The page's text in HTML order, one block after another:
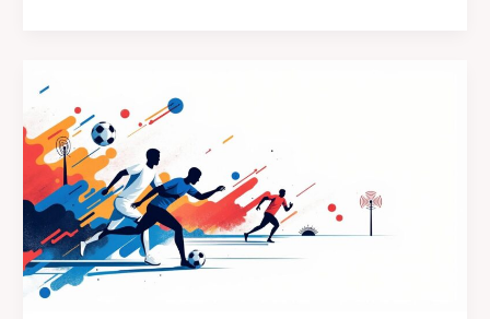
billets
pour
le
choc
FC
Nantes
vs
RC
Strasbourg